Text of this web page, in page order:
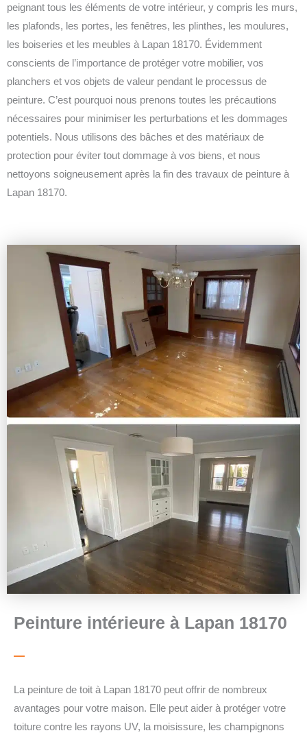
peignant tous les éléments de votre intérieur, y compris les murs,
les plafonds, les portes, les fenêtres, les plinthes, les moulures,
les boiseries et les meubles à Lapan 18170. Évidemment
conscients de l’importance de protéger votre mobilier, vos
planchers et vos objets de valeur pendant le processus de
peinture. C’est pourquoi nous prenons toutes les précautions
nécessaires pour minimiser les perturbations et les dommages
potentiels. Nous utilisons des bâches et des matériaux de
protection pour éviter tout dommage à vos biens, et nous
nettoyons soigneusement après la fin des travaux de peinture à
Lapan 18170.
Peinture intérieure à Lapan 18170
La peinture de toit à Lapan 18170 peut offrir de nombreux
avantages pour votre maison. Elle peut aider à protéger votre
toiture contre les rayons UV, la moisissure, les champignons